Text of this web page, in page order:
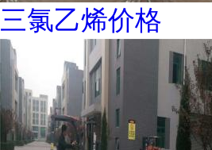
三氯乙烯价格